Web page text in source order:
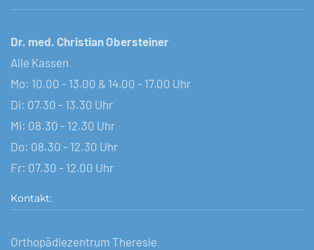
Dr. med. Christian Obersteiner
Alle Kassen
Mo: 10.00 - 13.00 & 14.00 - 17.00 Uhr
Di: 07.30 - 13.30 Uhr
Mi: 08.30 - 12.30 Uhr
Do: 08.30 - 12.30 Uhr
Fr: 07.30 - 12.00 Uhr
Kontakt:
Orthopädiezentrum Theresie